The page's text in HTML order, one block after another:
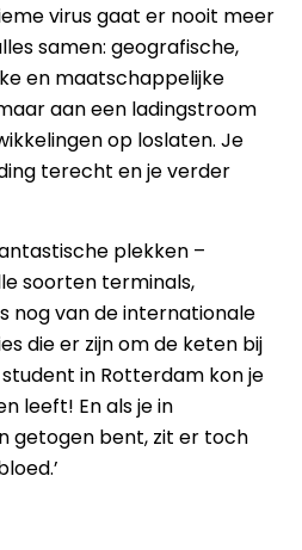
virus gaat er nooit meer
samen: geografische,
en maatschappelijke
aan een ladingstroom
op loslaten. Je
terecht en je verder
plekken –
soorten terminals,
nog van de internationale
die er zijn om de keten bij
in Rotterdam kon je
leeft! En als je in
getogen bent, zit er toch